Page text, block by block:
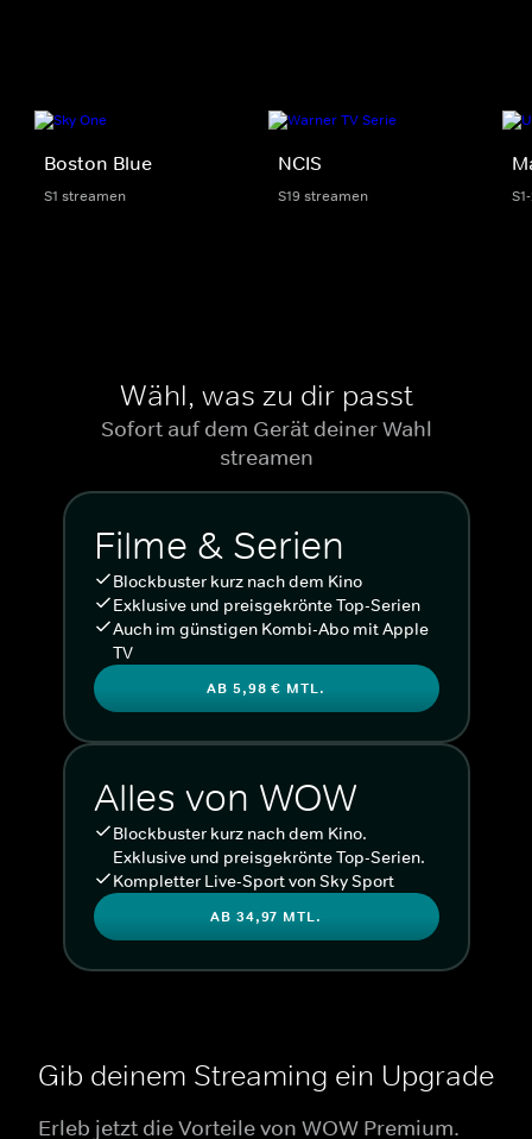
Boston Blue
S1 streamen
NCIS
S19 streamen
Wähl, was zu dir passt
Sofort auf dem Gerät deiner Wahl
streamen
Filme & Serien
Blockbuster kurz nach dem Kino
Exklusive und preisgekrönte Top-Serien
Auch im günstigen Kombi-Abo mit Apple
TV
AB 5,98 € MTL.
Alles von WOW
Blockbuster kurz nach dem Kino.
Exklusive und preisgekrönte Top-Serien.
Kompletter Live-Sport von Sky Sport
AB 34,97 MTL.
Gib deinem Streaming ein Upgrade
Erleb jetzt die Vorteile von WOW Premium.